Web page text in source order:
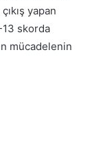
yapan
skorda
mücadelenin